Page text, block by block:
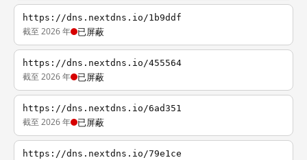
https://dns.nextdns.io/1b9ddf
截至 2026 年 已屏蔽
https://dns.nextdns.io/455564
截至 2026 年 已屏蔽
https://dns.nextdns.io/6ad351
截至 2026 年 已屏蔽
https://dns.nextdns.io/79e1ce